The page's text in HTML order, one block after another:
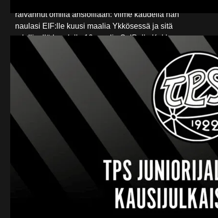
raivannut omilla ansioillaan: viime kaudella hän
naulasi EIF:lle kuusi maalia Ykkösessä ja sitä
edellisellä kaudella 10 maalia SalPalle Kakkosessa.
Uusi tuttavuus hyökkäyksessä on 19-vuotias
Linus
Rönnberg
. Poikien maajoukkueessakin esiintynyt
Rönnberg on esittänyt ennakkoluulottomia otteita
harjoituskauden peleissä. Motivaatiota ja rohkeutta
tältä nuorelta lupaukselta ei puutu, sillä
tulevaisuudentavoitteekseen hän ilmoittaa
jalkapalloammattilaisuuden Euroopan
huippusarjoissa.
Albijon Muzaci
on TPS:n väsymätön työmies,
joka antaa aina kaikkensa kentällä. Alkava kausi on
Muzacille jo neljäs Tepsissä. ”Albin” arvoa joukkueelle
ei mitata pelkästään maaleissa, mutta niitäkin hän on
tehnyt Ykkösessä tasaisella tahdilla: viime kaudella